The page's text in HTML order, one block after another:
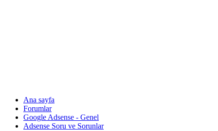
Ana sayfa
Forumlar
Google Adsense - Genel
Adsense Soru ve Sorunlar